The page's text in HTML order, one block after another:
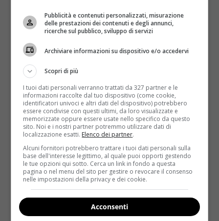
del sesso.
Di solito l’indicazione è quella inversa
prima affinché non si debbano fare i conti con alcuni
stimoli inopportuni proprio nel bel mezzo del
rapporto. Ma come mai questo consiglio deve essere
completamente ribaltato?
questi prolificano durante la penetrazione e
risalgono all’interno della vagina arrivando fino
all’uretra(ovvero l’ultimo tratto delle vie urinarie).
Facendo pipì prima del rapporto, l’uretra rimane
vuota e i batteri hanno vita facile nel causare
infezioni. Al contrario, se si fa attenzione e si aspetta
la fine del rapporto per fare pipì,il getto ha buone
probabilità di espellerli in maniera naturale e
.
La parti intime sono decisamente delicate e
rappresentano un terreno fertile per le infezioni
Pubblicità e contenuti personalizzati, misurazione
delle prestazioni dei contenuti e degli annunci,
ricerche sul pubblico, sviluppo di servizi
Archiviare informazioni su dispositivo e/o accedervi
Scopri di più
I tuoi dati personali verranno trattati da 327 partner e le
informazioni raccolte dal tuo dispositivo (come cookie,
identificatori univoci e altri dati del dispositivo) potrebbero
essere condivise con questi ultimi, da loro visualizzate e
memorizzate oppure essere usate nello specifico da questo
sito. Noi e i nostri partner potremmo utilizzare dati di
localizzazione esatti. Elenco dei partner.
Alcuni fornitori potrebbero trattare i tuoi dati personali sulla
base dell'interesse legittimo, al quale puoi opporti gestendo
le tue opzioni qui sotto. Cerca un link in fondo a questa
pagina o nel menu del sito per gestire o revocare il consenso
nelle impostazioni della privacy e dei cookie.
Acconsenti